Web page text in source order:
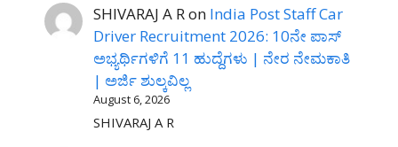
SHIVARAJ A Ron India Post Staff Car
Driver Recruitment 2026: 10ನೇ ಪಾಸ್
ಅಭ್ಯರ್ಥಿಗಳಿಗೆ 11 ಹುದ್ದೆಗಳು | ನೇರ ನೇಮಕಾತಿ
| ಅರ್ಜಿ ಶುಲ್ಕವಿಲ್ಲ
August 6, 2026
SHIVARAJ A R